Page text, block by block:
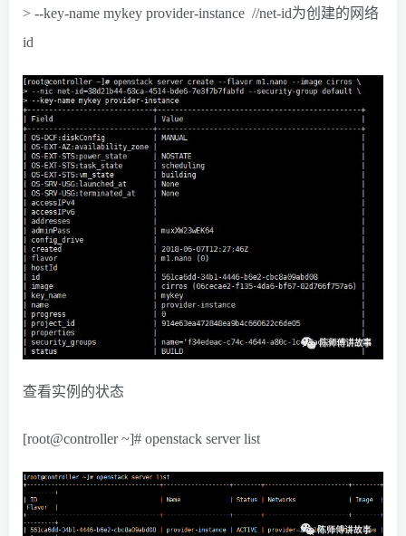
> --key-name mykey provider-instance //net-id为创建的网络
id
查看实例的状态
[root@controller ~]# openstack server list